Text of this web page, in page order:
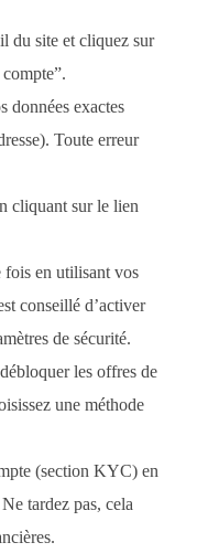
du site et cliquez sur
données exactes
Toute erreur
cliquant sur le lien
fois en utilisant vos
conseillé d’activer
de sécurité.
les offres de
une méthode
(section KYC) en
tardez pas, cela